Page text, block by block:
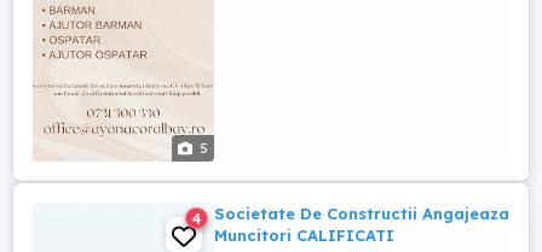
5
4
Societate De Constructii Angajeaza
Muncitori CALIFICATI